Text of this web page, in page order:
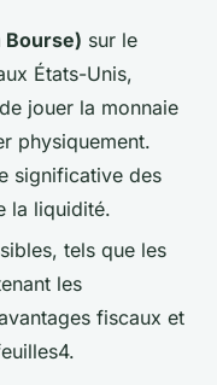
Bourse) sur le
États-Unis,
jouer la monnaie
physiquement.
significative des
la liquidité.
tels que les
les
fiscaux et